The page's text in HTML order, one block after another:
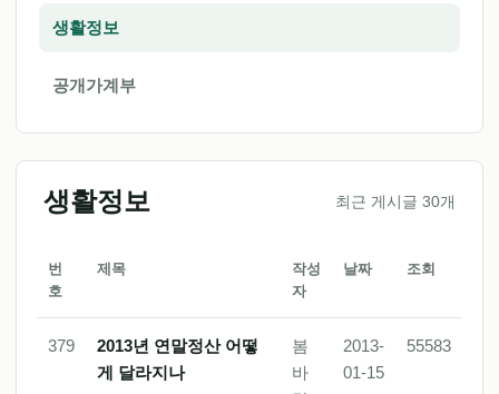
생활정보
공개가계부
생활정보 최근 게시글 30개
번
호
제목
작성
자
날짜 조회
379
2013년 연말정산 어떻
게 달라지나
봄
바
2013-
01-15
55583